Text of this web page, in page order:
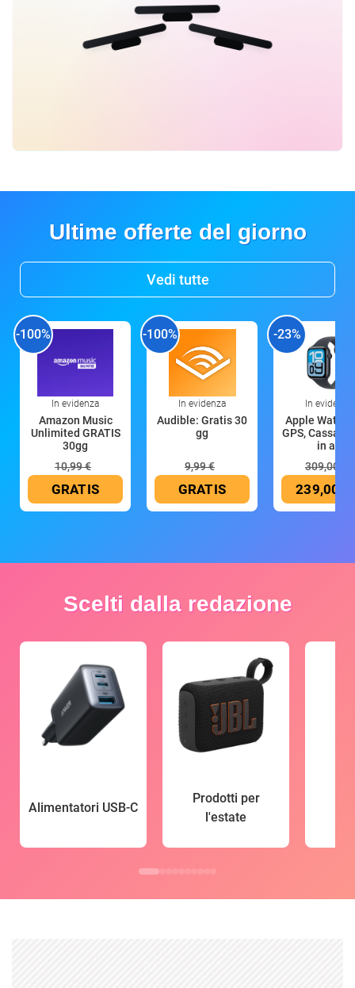
Ultime offerte del giorno
Vedi tutte
-100%
In evidenza
Amazon Music
Unlimited GRATIS
30gg
10,99 €
GRATIS
-100%
In evidenza
Audible: Gratis 30
gg
9,99 €
GRATIS
-23%
In evidenza
Apple Watch
GPS, Cassa
in all
309,00 €
239,00 €
Scelti dalla redazione
Alimentatori USB-C
Prodotti per
l'estate